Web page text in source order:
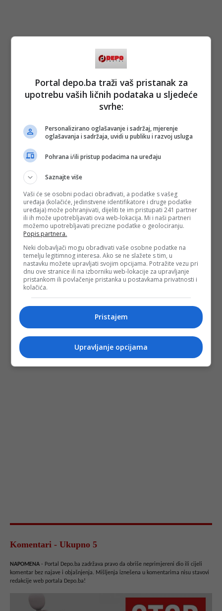
Komentari - Ukupno 5
NAPOMENA - Portal Depo.ba zadržava pravo da obriše neprimjereni dio ili cijeli
komentar bez najave i objašnjenja. Mišljenja iznešena u komentarima nisu stavovi
redakcije web portala Depo.ba!
Portal depo.ba traži vaš pristanak za
upotrebu vaših ličnih podataka u sljedeće
svrhe:
Personalizirano oglašavanje i sadržaj, mjerenje
oglašavanja i sadržaja, uvidi u publiku i razvoj usluga
Pohrana i/ili pristup podacima na uređaju
Saznajte više
Vaši će se osobni podaci obrađivati, a podatke s vašeg
uređaja (kolačiće, jedinstvene identifikatore i druge podatke
uređaja) može pohranjivati, dijeliti te im pristupati 241 partner
ili ih može upotrebljavati ova web-lokacija. Mi i naši partneri
možemo upotrebljavati precizne podatke o geolociranju.
Popis partnera.
Neki dobavljači mogu obrađivati vaše osobne podatke na
temelju legitimnog interesa. Ako se ne slažete s tim, u
nastavku možete upravljati svojim opcijama. Potražite vezu pri
dnu ove stranice ili na izborniku web-lokacije za upravljanje
pristankom ili povlačenje pristanka u postavkama privatnosti i
kolačića.
Pristajem
Upravljanje opcijama